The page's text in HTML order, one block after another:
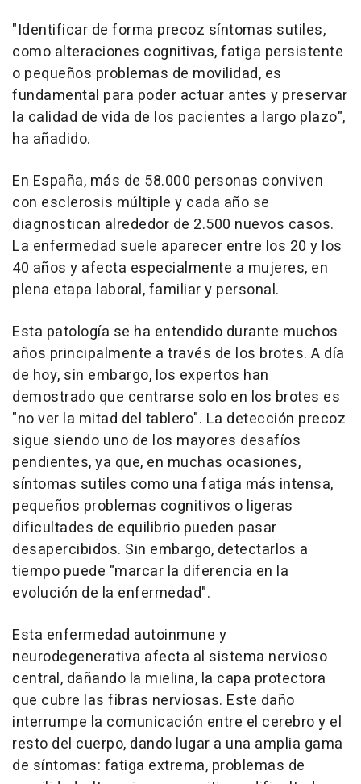
"Identificar de forma precoz síntomas sutiles,
como alteraciones cognitivas, fatiga persistente
o pequeños problemas de movilidad, es
fundamental para poder actuar antes y preservar
la calidad de vida de los pacientes a largo plazo",
ha añadido.
En España, más de 58.000 personas conviven
con esclerosis múltiple y cada año se
diagnostican alrededor de 2.500 nuevos casos.
La enfermedad suele aparecer entre los 20 y los
40 años y afecta especialmente a mujeres, en
plena etapa laboral, familiar y personal.
Esta patología se ha entendido durante muchos
años principalmente a través de los brotes. A día
de hoy, sin embargo, los expertos han
demostrado que centrarse solo en los brotes es
"no ver la mitad del tablero". La detección precoz
sigue siendo uno de los mayores desafíos
pendientes, ya que, en muchas ocasiones,
síntomas sutiles como una fatiga más intensa,
pequeños problemas cognitivos o ligeras
dificultades de equilibrio pueden pasar
desapercibidos. Sin embargo, detectarlos a
tiempo puede "marcar la diferencia en la
evolución de la enfermedad".
Esta enfermedad autoinmune y
neurodegenerativa afecta al sistema nervioso
central, dañando la mielina, la capa protectora
que cubre las fibras nerviosas. Este daño
interrumpe la comunicación entre el cerebro y el
resto del cuerpo, dando lugar a una amplia gama
de síntomas: fatiga extrema, problemas de